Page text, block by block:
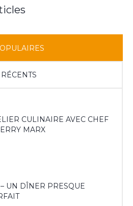
RÉCENTS
CULINAIRE AVEC CHEF
MARX
UN DÎNER PRESQUE